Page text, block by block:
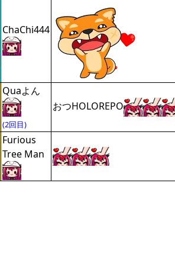
ChaChi444
Quaよん
(2回目)
おつHOLOREPO
Furious
Tree Man